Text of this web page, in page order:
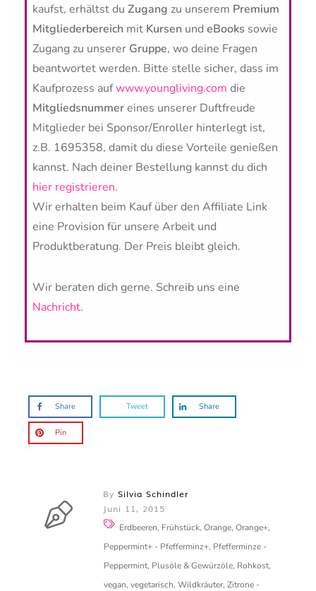
kaufst, erhältst du Zugang zu unserem Premium
Mitgliederbereich mit Kursen und eBooks sowie
Zugang zu unserer Gruppe, wo deine Fragen
beantwortet werden. Bitte stelle sicher, dass im
Kaufprozess aufwww.youngliving.com die
Mitgliedsnummereines unserer Duftfreude
Mitglieder bei Sponsor/Enroller hinterlegt ist,
z.B. 1695358, damit du diese Vorteile genießen
kannst. Nach deiner Bestellung kannst du dich
hier registrieren.
Wir erhalten beim Kauf über den Affiliate Link
eine Provision für unsere Arbeit und
Produktberatung. Der Preis bleibt gleich.
Wir beraten dich gerne. Schreib uns eine
Nachricht.
Share Tweet Share
Pin
By Silvia Schindler
Juni 11, 2015
Erdbeeren, Frühstück, Orange, Orange+,
Peppermint+ - Pfefferminz+, Pfefferminze -
Peppermint, Plusöle & Gewürzöle, Rohkost,
vegan, vegetarisch, Wildkräuter, Zitrone -